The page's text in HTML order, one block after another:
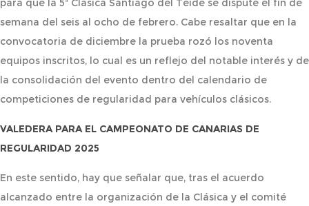
para que la 5ª Clásica Santiago del Teide se dispute el fin de
semana del seis al ocho de febrero. Cabe resaltar que en la
convocatoria de diciembre la prueba rozó los noventa
equipos inscritos, lo cual es un reflejo del notable interés y de
la consolidación del evento dentro del calendario de
competiciones de regularidad para vehículos clásicos.
VALEDERA PARA EL CAMPEONATO DE CANARIAS DE
REGULARIDAD 2025
En este sentido, hay que señalar que, tras el acuerdo
alcanzado entre la organización de la Clásica y el comité